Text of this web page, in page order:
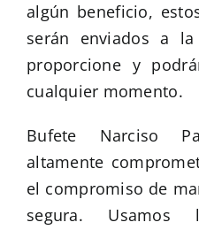
algún beneficio,
serán enviados a
proporcione y
cualquier momento.
Bufete Narciso
altamente
el compromiso de
segura. Usamos